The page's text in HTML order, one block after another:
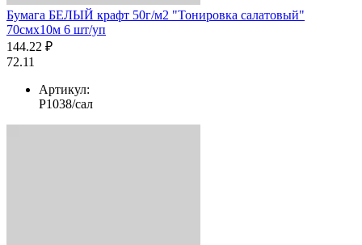
Бумага БЕЛЫЙ крафт 50г/м2 "Тонировка салатовый"
70смх10м 6 шт/уп
144.22 ₽
72.11
Артикул:
Р1038/сал